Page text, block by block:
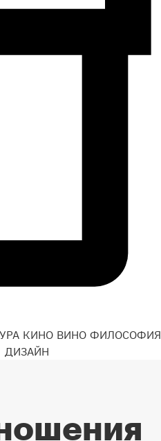
КИНО ВИНО ФИЛОСОФИЯ
ДИЗАЙН